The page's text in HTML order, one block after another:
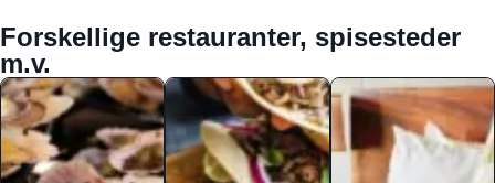
Forskellige restauranter, spisesteder
m.v.